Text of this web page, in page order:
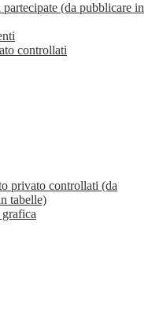
partecipate (da pubblicare in
controllati
privato controllati (da
tabelle)